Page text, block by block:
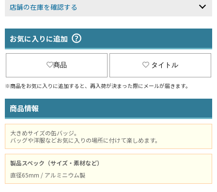
店舗の在庫を確認する
お気に入りに追加
商品 タイトル
※商品をお気に入りに追加すると、再入荷が決まった際にメールが届きます。
商品情報
大きめサイズの缶バッジ。
バッグや洋服などお気に入りの場所に付けて楽しめます。
製品スペック（サイズ・素材など）
直径65mm / アルミニウム製